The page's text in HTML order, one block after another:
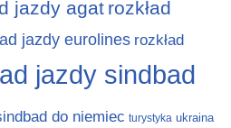
jazdy agat rozkład
jazdy eurolines rozkład
jazdy sindbad
do niemiec turystyka ukraina